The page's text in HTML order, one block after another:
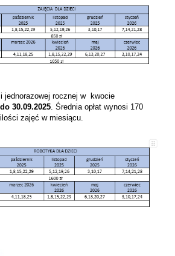
jednorazowej rocznej w kwocie
30.09.2025 . Średnia opłat wynosi 170
zajęć w miesiącu.